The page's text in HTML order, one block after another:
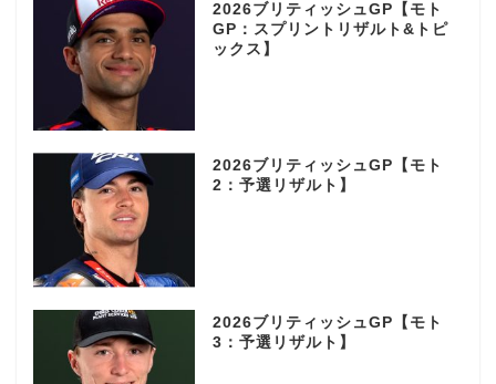
2026ブリティッシュGP【モト
GP：スプリントリザルト&トピ
ックス】
2026ブリティッシュGP【モト
2：予選リザルト】
2026ブリティッシュGP【モト
3：予選リザルト】